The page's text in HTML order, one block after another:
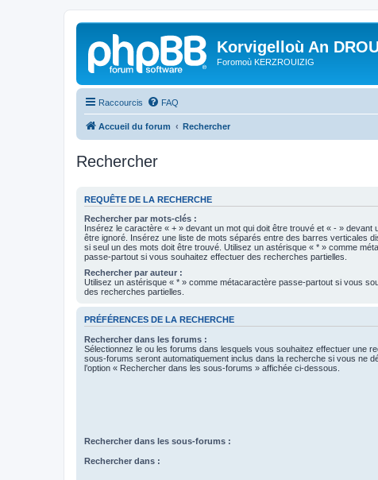
Korvigelloù An
Foromoù KERZROUIZIG
Raccourcis FAQ
Accueil du forum Rechercher
Rechercher
REQUÊTE DE LA RECHERCHE
Rechercher par mots-clés :
Insérez le caractère « + » devant un mot qui doit être trouvé et « - » devant
être ignoré. Insérez une liste de mots séparés entre des barres verticales
si seul un des mots doit être trouvé. Utilisez un astérisque « * » comme
passe-partout si vous souhaitez effectuer des recherches partielles.
Rechercher par auteur :
Utilisez un astérisque « * » comme métacaractère passe-partout si vous
des recherches partielles.
PRÉFÉRENCES DE LA RECHERCHE
Rechercher dans les forums :
Sélectionnez le ou les forums dans lesquels vous souhaitez effectuer une
sous-forums seront automatiquement inclus dans la recherche si vous ne
l’option « Rechercher dans les sous-forums » affichée ci-dessous.
Rechercher dans les sous-forums :
Rechercher dans :